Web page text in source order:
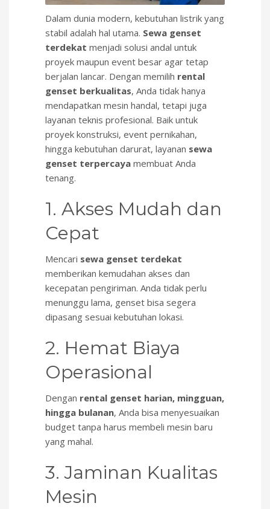
Dalam dunia modern, kebutuhan listrik yang
stabil adalah hal utama. Sewa genset
terdekat menjadi solusi andal untuk
proyek maupun event besar agar tetap
berjalan lancar. Dengan memilih rental
genset berkualitas, Anda tidak hanya
mendapatkan mesin handal, tetapi juga
layanan teknis profesional. Baik untuk
proyek konstruksi, event pernikahan,
hingga kebutuhan darurat, layanan sewa
genset terpercaya membuat Anda
tenang.
1. Akses Mudah dan
Cepat
Mencari sewa genset terdekat
memberikan kemudahan akses dan
kecepatan pengiriman. Anda tidak perlu
menunggu lama, genset bisa segera
dipasang sesuai kebutuhan lokasi.
2. Hemat Biaya
Operasional
Dengan rental genset harian, mingguan,
hingga bulanan, Anda bisa menyesuaikan
budget tanpa harus membeli mesin baru
yang mahal.
3. Jaminan Kualitas
Mesin